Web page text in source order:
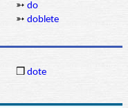
➳ do
➳ doblete
❒ dote